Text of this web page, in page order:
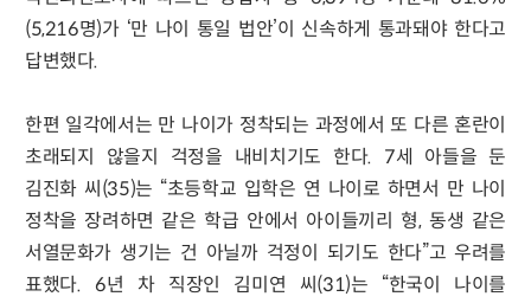
(5,216명)가 ‘만 나이 통일 법안’이 신속하게 통과돼야 한다고
답변했다.
한편 일각에서는 만 나이가 정착되는 과정에서 또 다른 혼란이
초래되지 않을지 걱정을 내비치기도 한다. 7세 아들을 둔
김진화 씨(35)는 “초등학교 입학은 연 나이로 하면서 만 나이
정착을 장려하면 같은 학급 안에서 아이들끼리 형, 동생 같은
서열문화가 생기는 건 아닐까 걱정이 되기도 한다”고 우려를
표했다. 6년 차 직장인 김미연 씨(31)는 “한국이 나이를